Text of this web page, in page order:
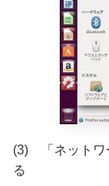
(3) 「ネットワ
る